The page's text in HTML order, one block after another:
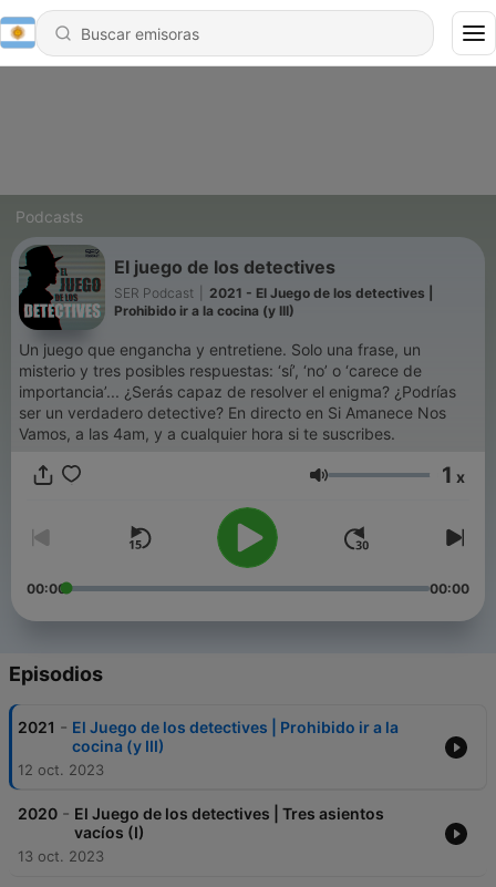
Podcasts
El juego de los detectives
SER Podcast
2021 - El Juego de los detectives |
Prohibido ir a la cocina (y III)
Un juego que engancha y entretiene. Solo una frase, un
misterio y tres posibles respuestas: ‘sí’, ‘no’ o ‘carece de
importancia’... ¿Serás capaz de resolver el enigma? ¿Podrías
ser un verdadero detective? En directo en Si Amanece Nos
Vamos, a las 4am, y a cualquier hora si te suscribes.
Volumen 1 x
00:00 00:00
Episodios
2021 - El Juego de los detectives | Prohibido ir a la
cocina (y III)
12 oct. 2023
2020 - El Juego de los detectives | Tres asientos
vacíos (I)
13 oct. 2023